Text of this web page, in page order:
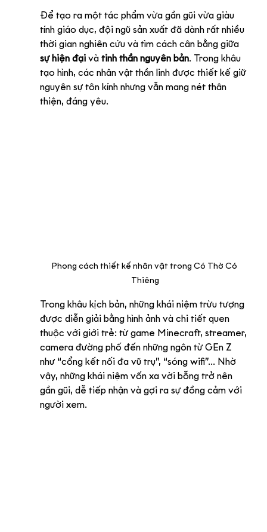
Để tạo ra một tác phẩm vừa gần gũi vừa giàu
tính giáo dục, đội ngũ sản xuất đã dành rất nhiều
thời gian nghiên cứu và tìm cách cân bằng giữa
sự hiện đại và tinh thần nguyên bản. Trong khâu
tạo hình, các nhân vật thần linh được thiết kế giữ
nguyên sự tôn kính nhưng vẫn mang nét thân
thiện, đáng yêu.
Phong cách thiết kế nhân vật trong Có Thờ Có
Thiêng
Trong khâu kịch bản, những khái niệm trừu tượng
được diễn giải bằng hình ảnh và chi tiết quen
thuộc với giới trẻ: từ game Minecraft, streamer,
camera đường phố đến những ngôn từ GEn Z
như “cổng kết nối đa vũ trụ”, “sóng wifi”... Nhờ
vậy, những khái niệm vốn xa vời bỗng trở nên
gần gũi, dễ tiếp nhận và gợi ra sự đồng cảm với
người xem.